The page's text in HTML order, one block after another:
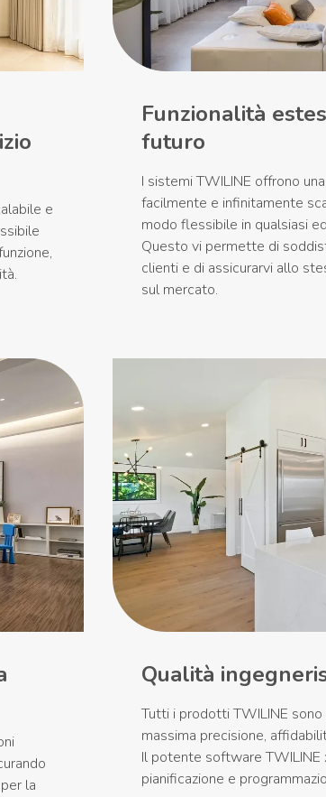
e
Funzionalità
futuro
I sistemi TWILINE offrono
facilmente e infinitamente
modo flessibile in qualsiasi
Questo vi permette di
clienti e di assicurarvi allo
sul mercato.
la
Qualità
Tutti i prodotti TWILINE
massima precisione,
Il potente software TWILINE
pianificazione e